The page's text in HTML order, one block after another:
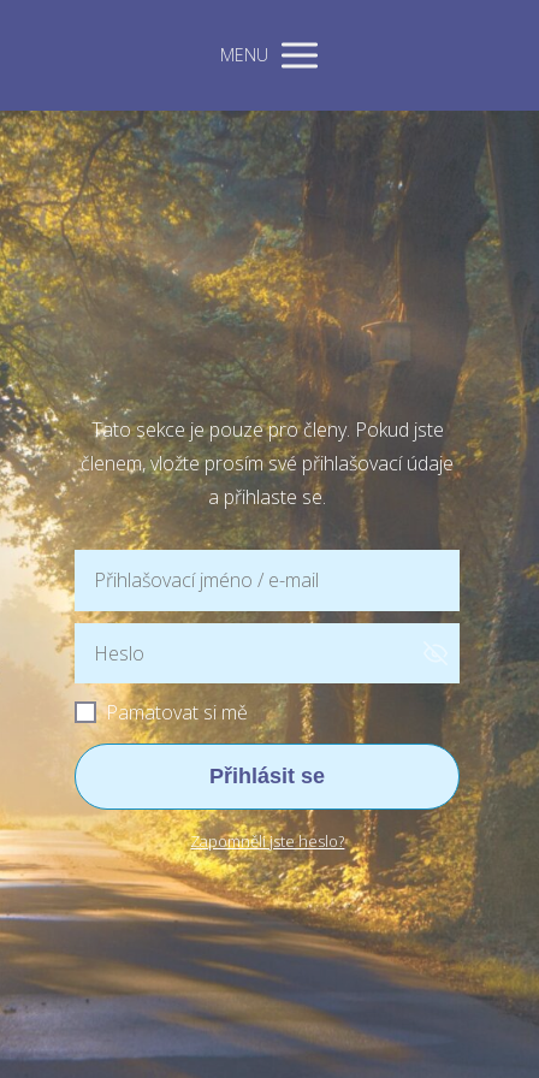
MENU
Tato sekce je pouze pro členy. Pokud jste
členem, vložte prosím své přihlašovací údaje
a přihlaste se.
Pamatovat si mě
Přihlásit se
Zapomněli jste heslo?